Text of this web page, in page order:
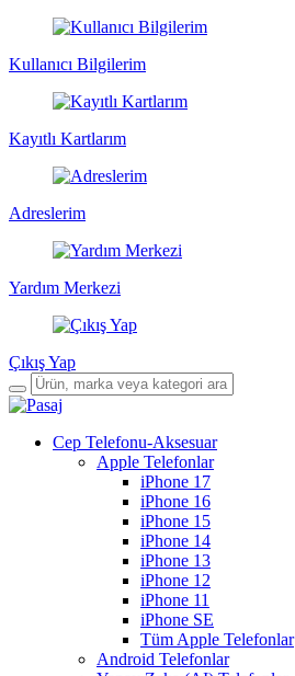
Kullanıcı Bilgilerim
Kayıtlı Kartlarım
Adreslerim
Yardım Merkezi
Çıkış Yap
Cep Telefonu-Aksesuar
Apple Telefonlar
iPhone 17
iPhone 16
iPhone 15
iPhone 14
iPhone 13
iPhone 12
iPhone 11
iPhone SE
Tüm Apple Telefonlar
Android Telefonlar